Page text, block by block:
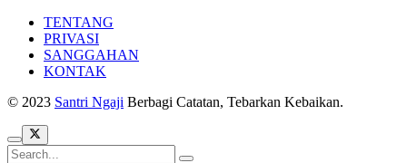
TENTANG
PRIVASI
SANGGAHAN
KONTAK
© 2023 Santri Ngaji Berbagi Catatan, Tebarkan Kebaikan.